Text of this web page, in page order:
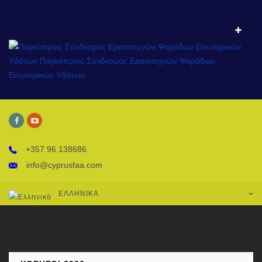
+357 96 138686
info@cyprusfaa.com
ΕΛΛΗΝΙΚΆ